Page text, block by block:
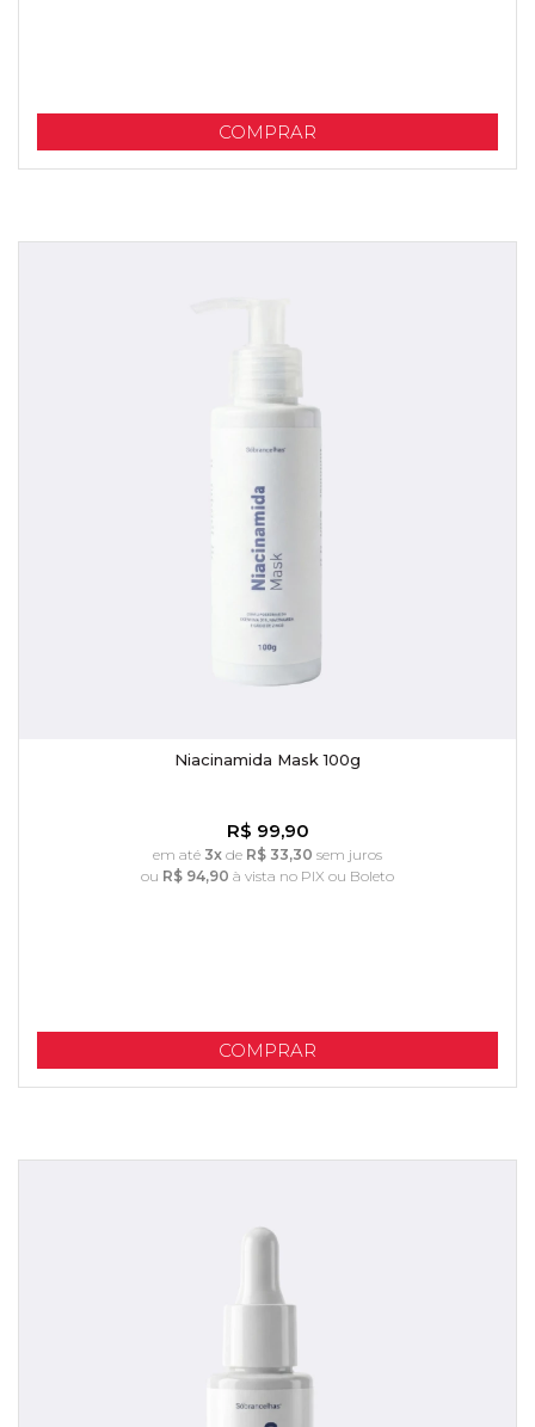
COMPRAR
Niacinamida Mask 100g
R$ 99,90
em até 3x de R$ 33,30 sem juros
ou R$ 94,90 à vista no PIX ou Boleto
COMPRAR